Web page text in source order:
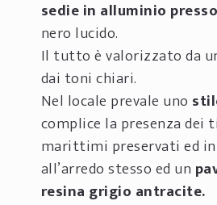
sedie in alluminio
nero lucido.
Il tutto è valorizzato da
dai toni chiari.
Nel locale prevale uno
complice la presenza dei
marittimi preservati ed
all’arredo stesso ed un
resina grigio antracite.